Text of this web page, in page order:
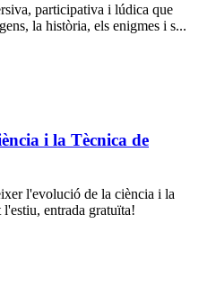
participativa i lúdica que
la història, els enigmes i s...
i la Tècnica de
l'evolució de la ciència i la
entrada gratuïta!